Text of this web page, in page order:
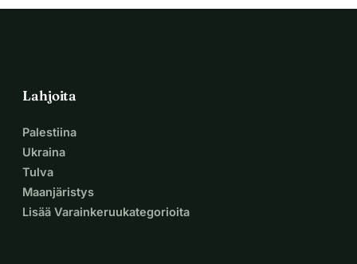
Lahjoita
Palestiina
Ukraina
Tulva
Maanjäristys
Lisää Varainkeruukategorioita